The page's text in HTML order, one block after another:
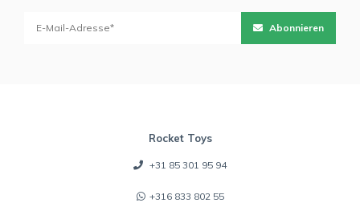
Abonnieren
Rocket Toys
+31 85 301 95 94
+316 833 802 55